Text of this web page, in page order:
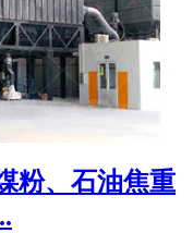
粉、石油焦重